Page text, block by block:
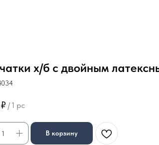
х/б с двойным
₽ / 1 pc
В корзину